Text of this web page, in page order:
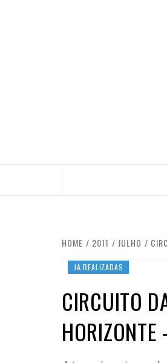
HOME 2011 JULHO
JÁ REALIZADAS
CIRCUITO